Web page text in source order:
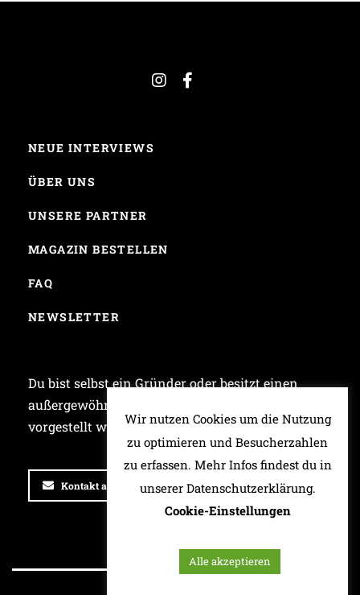
NEUE INTERVIEWS
ÜBER UNS
UNSERE PARTNER
MAGAZIN BESTELLEN
FAQ
NEWSLETTER
Du bist selbst ein Gründer oder besitzt einen
außergewöhnlichen Laden und möchtest bei uns
vorgestellt werden? Dann schreib uns!
Kontakt aufnehmen
Wir nutzen Cookies um die Nutzung
zu optimieren und Besucherzahlen
zu erfassen. Mehr Infos findest du in
unserer Datenschutzerklärung.
Cookie-Einstellungen
Alle akzeptieren